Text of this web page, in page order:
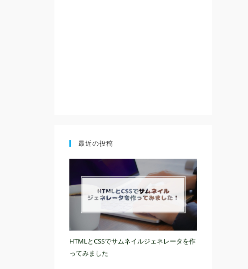
最近の投稿
HTMLとCSSでサムネイルジェネレータを作
ってみました